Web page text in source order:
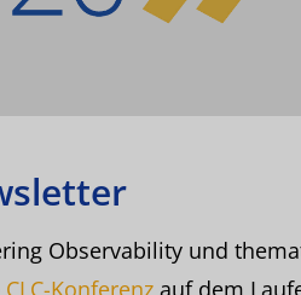
Observability und